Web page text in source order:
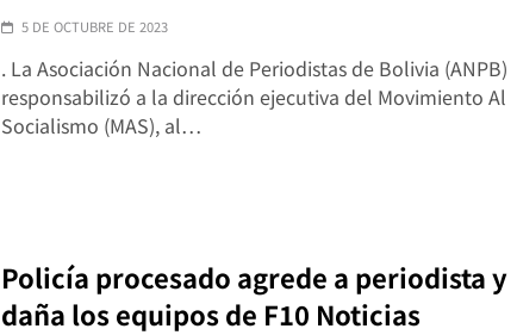
5 DE OCTUBRE DE 2023
. La Asociación Nacional de Periodistas de Bolivia (ANPB)
responsabilizó a la dirección ejecutiva del Movimiento Al
Socialismo (MAS), al…
Policía procesado agrede a periodista y
daña los equipos de F10 Noticias